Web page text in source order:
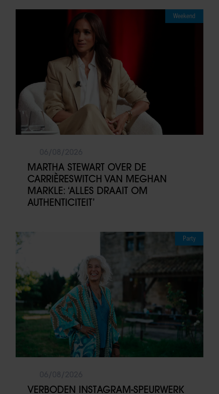
Weekend
MARTHA STEWART OVER DE
CARRIÈRESWITCH VAN MEGHAN
MARKLE: ‘ALLES DRAAIT OM
AUTHENTICITEIT’
Party
VERBODEN INSTAGRAM-SPEURWERK